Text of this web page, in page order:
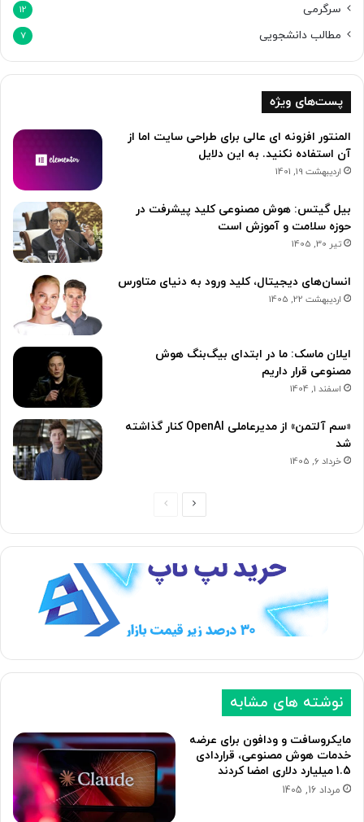
سرگرمی 12
مطالب دانشجویی 7
پست‌های ویژه
المنتور افزونه ای عالی برای طراحی سایت اما از
آن استفاده نکنید. به این دلایل
اردیبهشت 19, 1401
بیل گیتس: هوش مصنوعی کلید پیشرفت در
حوزه سلامت و آموزش است
تیر 30, 1405
انسان‌های دیجیتال، کلید ورود به دنیای متاورس
اردیبهشت 22, 1405
ایلان ماسک: ما در ابتدای بیگ‌بنگ هوش
مصنوعی قرار داریم
اسفند 1, 1404
«سم آلتمن» از مدیرعاملی OpenAI کنار گذاشته
شد
خرداد 6, 1405
ح
ه
ی
ح
ه
ی
نوشته های مشابه
مایکروسافت و ودافون برای عرضه
خدمات هوش مصنوعی، قراردادی
1.5 میلیارد دلاری امضا کردند
مرداد 16, 1405